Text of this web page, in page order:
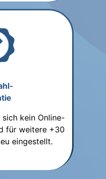
kein Online-
für weitere +30
eingestellt.